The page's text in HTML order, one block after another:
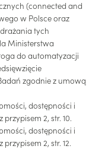
(connected and
w Polsce oraz
tych
Ministerstwa
do automatyzacji
zgodnie z umową
dostępności i
2, str. 10.
dostępności i
2, str. 12.